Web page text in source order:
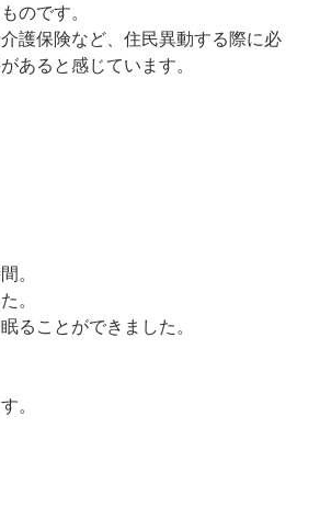
のです。
護保険など、住民異動する際に必
あると感じています。
。
。
ることができました。
。